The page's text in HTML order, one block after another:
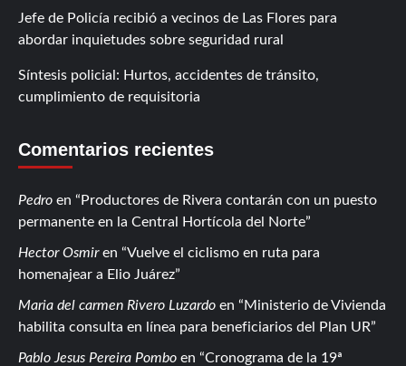
Jefe de Policía recibió a vecinos de Las Flores para
abordar inquietudes sobre seguridad rural
Síntesis policial: Hurtos, accidentes de tránsito,
cumplimiento de requisitoria
Comentarios recientes
Pedro en
Productores de Rivera contarán con un puesto
permanente en la Central Hortícola del Norte
Hector Osmiren
Vuelve el ciclismo en ruta para
homenajear a Elio Juárez
Maria del carmen Rivero Luzardo en
Ministerio de Vivienda
habilita consulta en línea para beneficiarios del Plan UR
Pablo Jesus Pereira Pombo en Cronograma de la 19ª